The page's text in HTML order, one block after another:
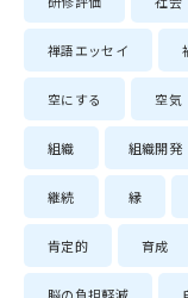
禅語エッセイ
空にする 空気
組織 組織開発
継続 縁
肯定的 育成